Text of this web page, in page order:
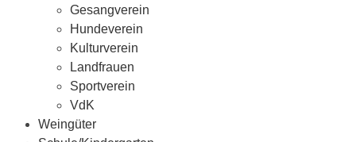
Gesangverein
Hundeverein
Kulturverein
Landfrauen
Sportverein
VdK
Weingüter